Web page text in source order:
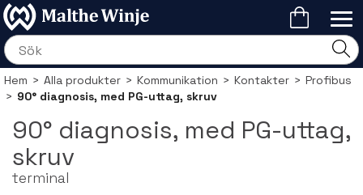
Hem>Alla produkter>Kommunikation>Kontakter>Profibus
>90° diagnosis, med PG-uttag, skruv
90° diagnosis, med PG-uttag,
skruv
terminal